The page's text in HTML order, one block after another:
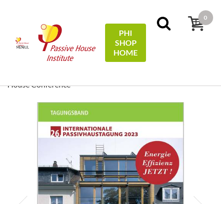
MENIUL
PHI
SHOP
HOME
0
Conference Proceedings
[ EN/DE ] Conference
House Conference